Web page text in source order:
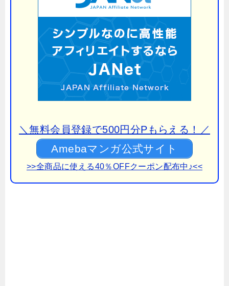
＼無料会員登録で500円分Pもらえる！／
Amebaマンガ公式サイト
>>全商品に使える40％OFFクーポン配布中♪<<